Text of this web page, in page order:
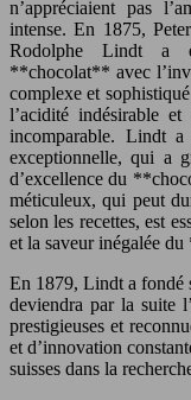
n’appréciaient pas
intense. En 1875,
Rodolphe Lindt a
**chocolat** avec
complexe et
l’acidité indésirable
incomparable. Lindt
exceptionnelle, qui a
d’excellence du
méticuleux, qui peut
selon les recettes, est
et la saveur inégalée
En 1879, Lindt a
deviendra par la suite
prestigieuses et
et d’innovation
suisses dans la